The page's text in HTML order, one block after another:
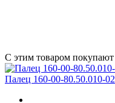
С этим товаром покупают
Палец 160-00-80.50.010-02